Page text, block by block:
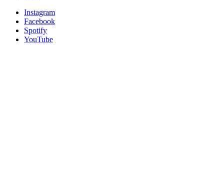
Instagram
Facebook
Spotify
YouTube